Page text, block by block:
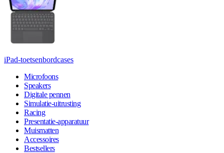
iPad-toetsenbordcases
Microfoons
Speakers
Digitale pennen
Simulatie-uitrusting
Racing
Presentatie-apparatuur
Muismatten
Accessoires
Bestsellers